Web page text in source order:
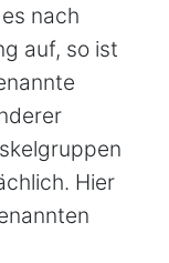
nach
auf, so ist
Hier